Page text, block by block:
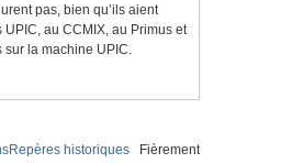
pas, bien qu’ils aient
au CCMIX, au Primus et
sur la machine UPIC.
Repères historiques
Fièrement